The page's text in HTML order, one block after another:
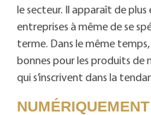
le secteur. Il apparaît de plus
entreprises à même de se
terme. Dans le même
bonnes pour les produits de
qui s’inscrivent dans la